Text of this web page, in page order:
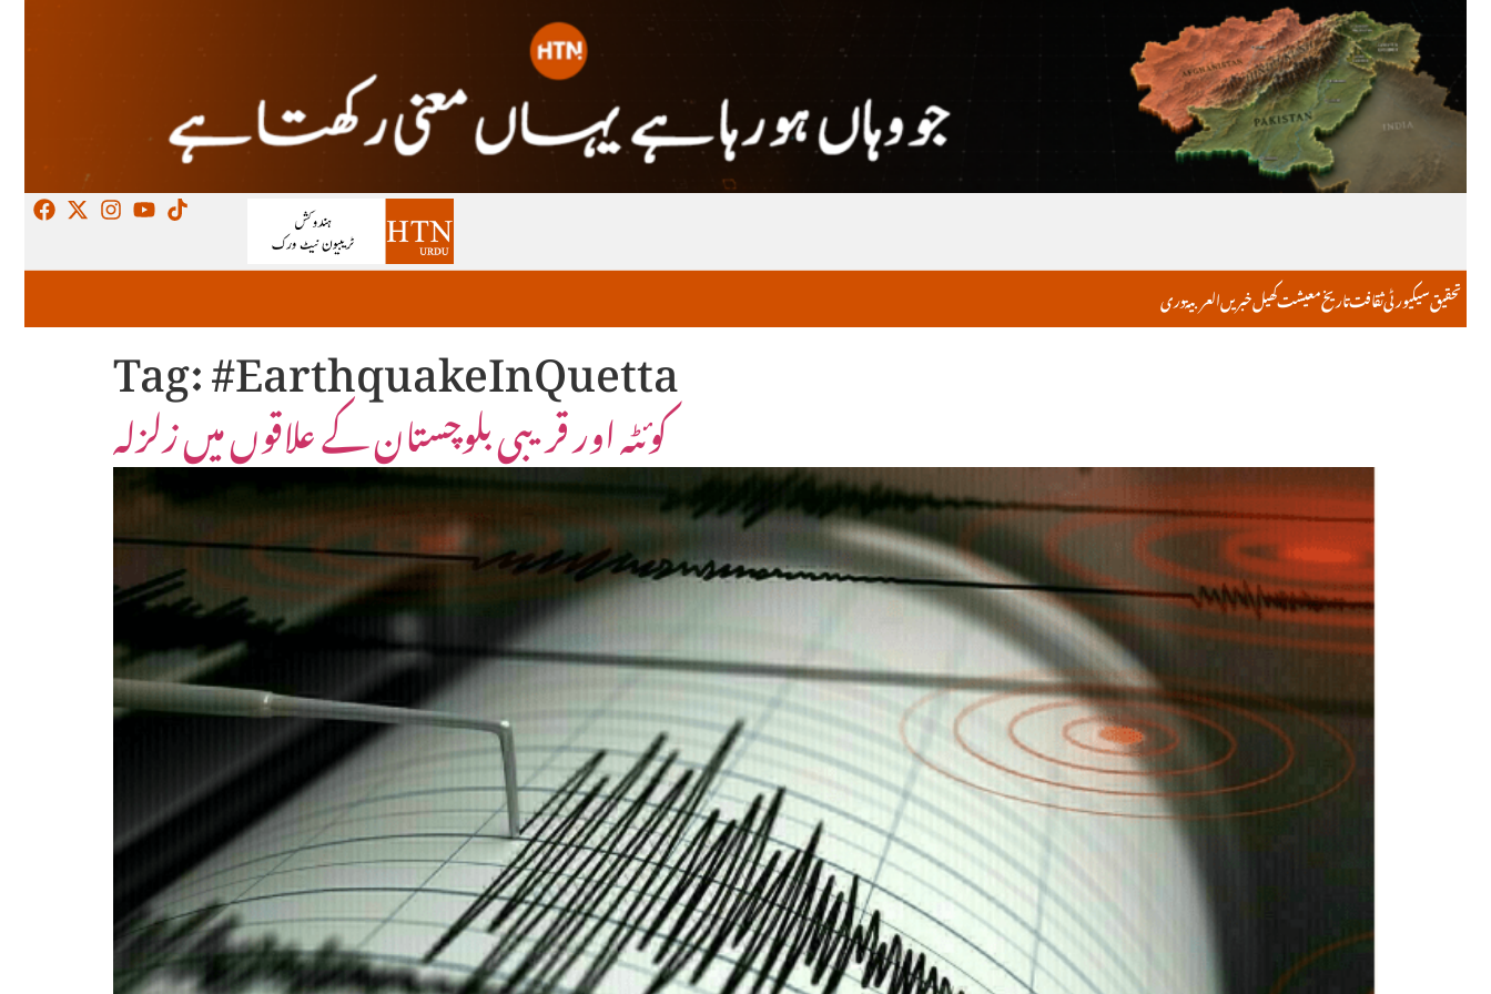
خبریںکھیلمعیشتتاریخثقافتسیکیورٹیتحقیق دریالعربية
Tag:#EarthquakeInQuetta
کوئٹہ اور قریبی بلوچستان کے علاقوں میں زلزلہ